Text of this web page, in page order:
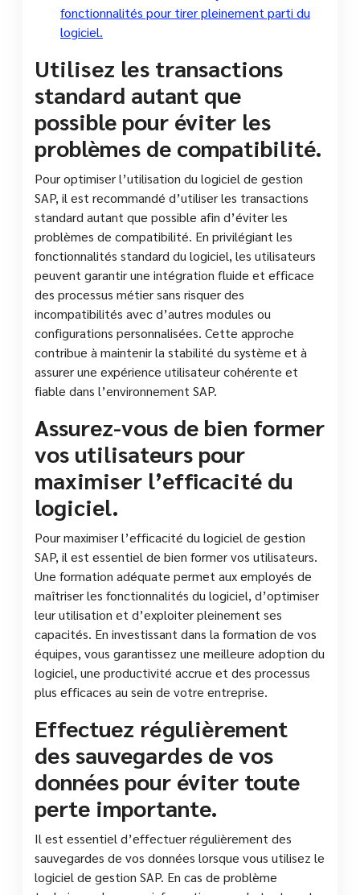
fonctionnalités pour tirer pleinement parti du
logiciel.
Utilisez les transactions
standard autant que
possible pour éviter les
problèmes de compatibilité.
Pour optimiser l’utilisation du logiciel de gestion
SAP, il est recommandé d’utiliser les transactions
standard autant que possible afin d’éviter les
problèmes de compatibilité. En privilégiant les
fonctionnalités standard du logiciel, les utilisateurs
peuvent garantir une intégration fluide et efficace
des processus métier sans risquer des
incompatibilités avec d’autres modules ou
configurations personnalisées. Cette approche
contribue à maintenir la stabilité du système et à
assurer une expérience utilisateur cohérente et
fiable dans l’environnement SAP.
Assurez-vous de bien former
vos utilisateurs pour
maximiser l’efficacité du
logiciel.
Pour maximiser l’efficacité du logiciel de gestion
SAP, il est essentiel de bien former vos utilisateurs.
Une formation adéquate permet aux employés de
maîtriser les fonctionnalités du logiciel, d’optimiser
leur utilisation et d’exploiter pleinement ses
capacités. En investissant dans la formation de vos
équipes, vous garantissez une meilleure adoption du
logiciel, une productivité accrue et des processus
plus efficaces au sein de votre entreprise.
Effectuez régulièrement
des sauvegardes de vos
données pour éviter toute
perte importante.
Il est essentiel d’effectuer régulièrement des
sauvegardes de vos données lorsque vous utilisez le
logiciel de gestion SAP. En cas de problème